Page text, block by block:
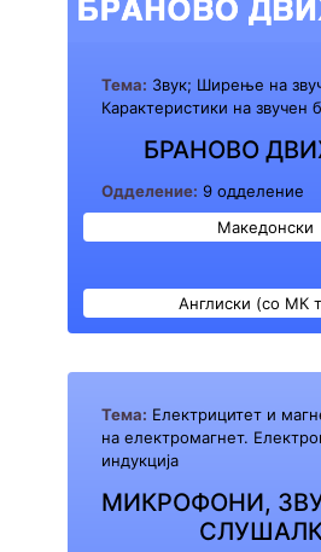
Тема: Звук; Ширење на
Карактеристики на звучен
БРАНОВО
Одделение: 9 одделение
Англиски (со МК
Македонски
Тема: Електрицитет и
на електромагнет.
индукција
МИКРОФОНИ,